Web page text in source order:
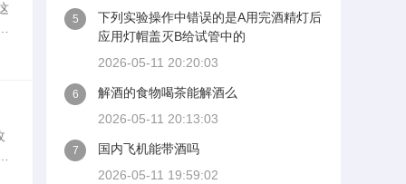
5
下列实验操作中错误的是A用完酒精灯后
应用灯帽盖灭B给试管中的
2026-05-11 20:20:03
6
解酒的食物喝茶能解酒么
2026-05-11 20:13:03
7
国内飞机能带酒吗
2026-05-11 19:59:02